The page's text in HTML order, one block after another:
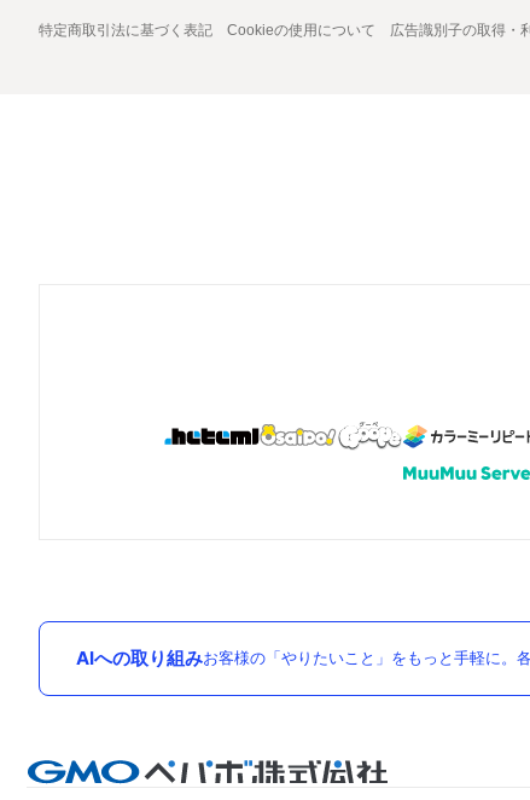
特定商取引法に基づく表記 Cookieの使用について 広告識別子の取得・
AIへの取り組みお客様の「やりたいこと」をもっと手軽に。